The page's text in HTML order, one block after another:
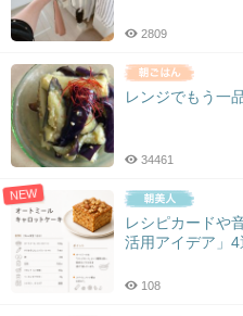
2809
レンジでもう一
34461
NEW
レシピカードや
活用アイデア」4
108